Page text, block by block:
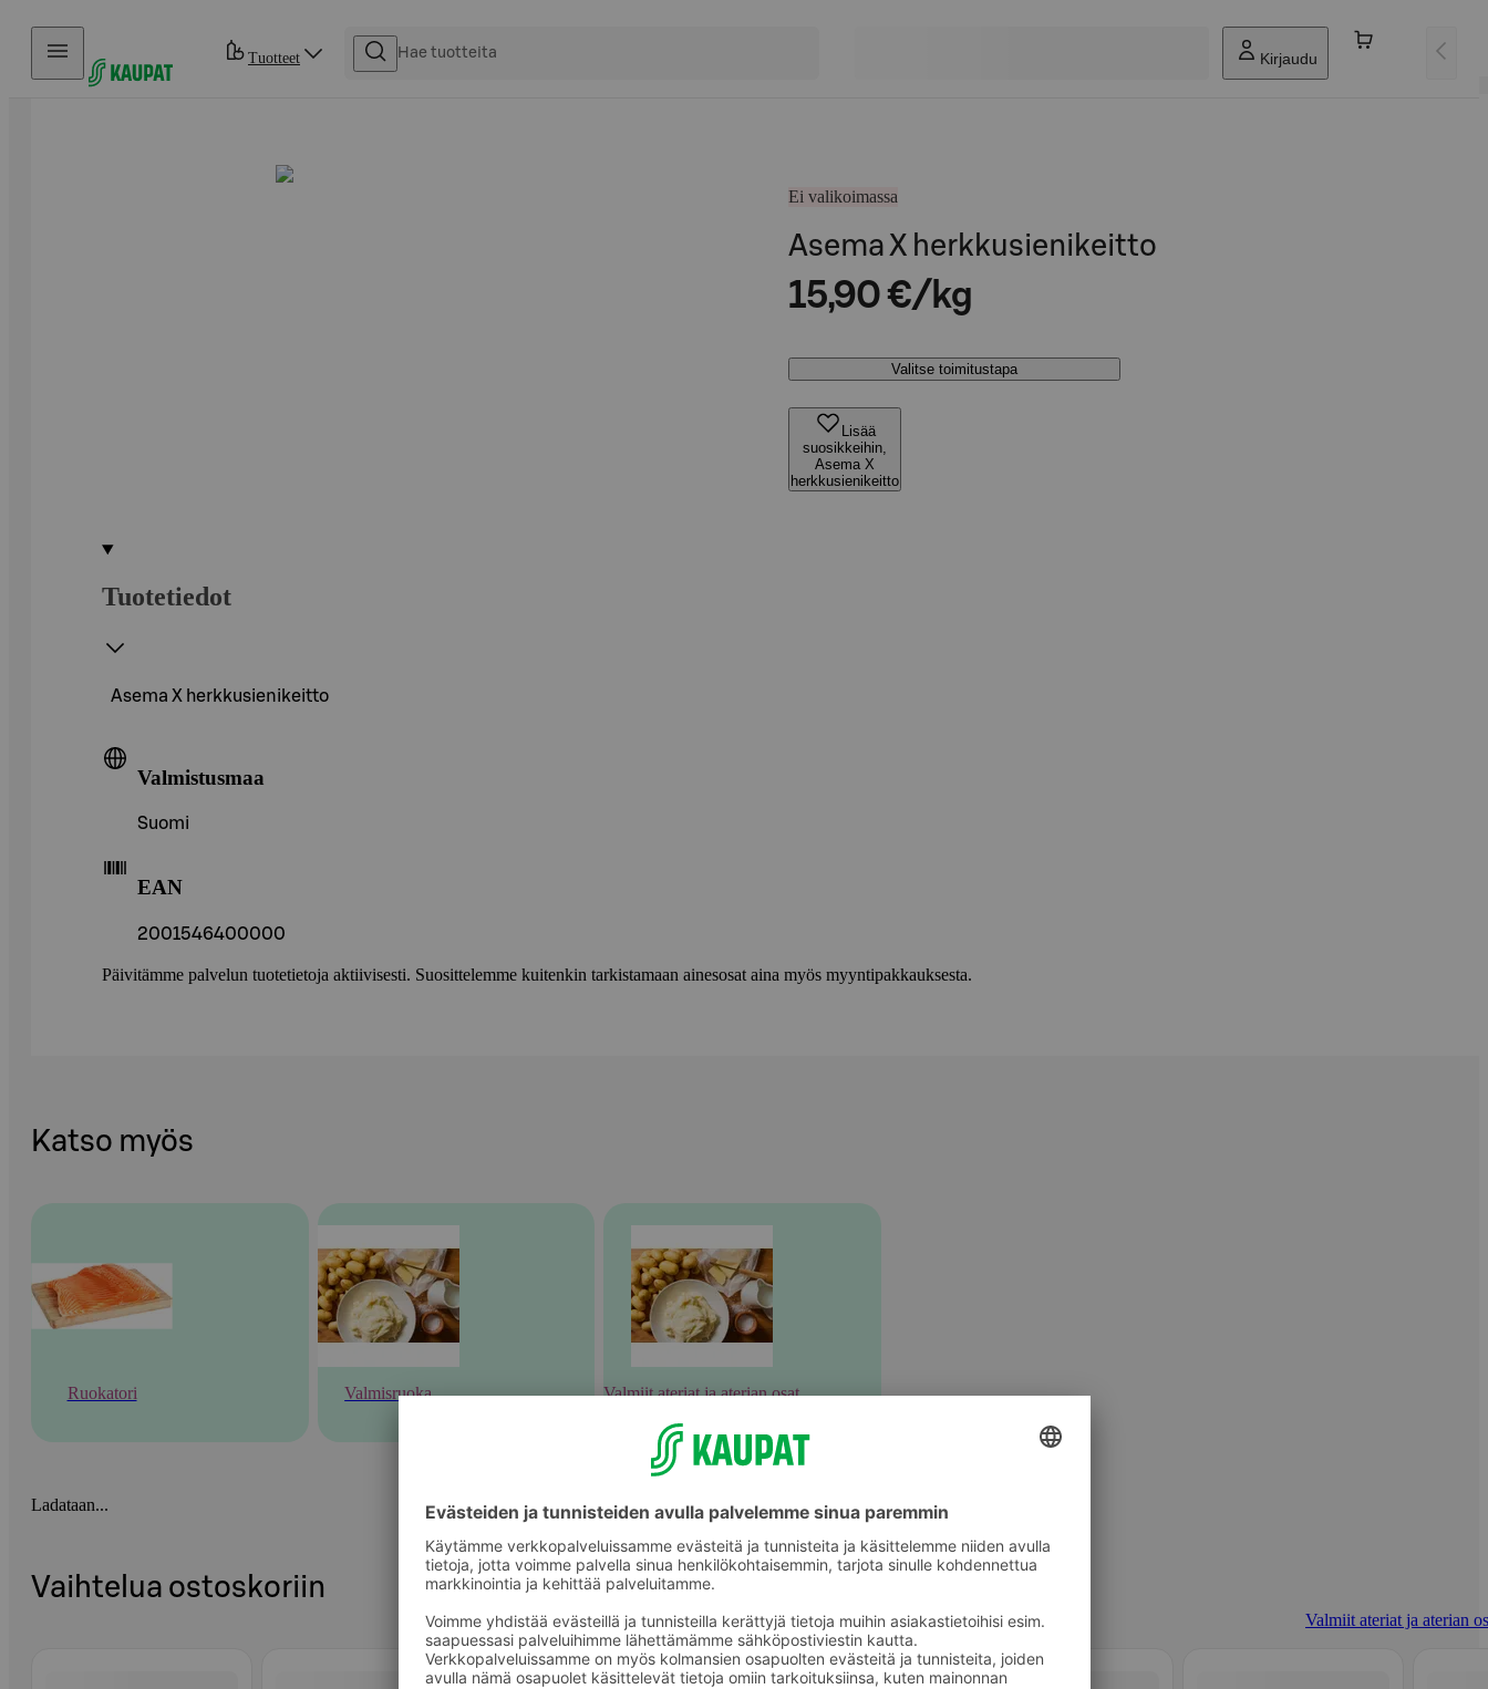
Hyppää sisältöön
Tuotteet Kirjaudu
Ei valikoimassa
Asema X herkkusienikeitto
15,90 €/kg
Valitse toimitustapa
Lisää
suosikkeihin,
Asema X
herkkusienikeitto
Tuotetiedot
Asema X herkkusienikeitto
Valmistusmaa
Suomi
EAN
2001546400000
Päivitämme palvelun tuotetietoja aktiivisesti. Suosittelemme kuitenkin tarkistamaan ainesosat aina myös myyntipakkauksesta.
Katso myös
Ruokatori Valmisruoka Valmiit ateriat ja aterian osat
Ladataan...
Vaihtelua ostoskoriin
Valmiit ateriat ja aterian